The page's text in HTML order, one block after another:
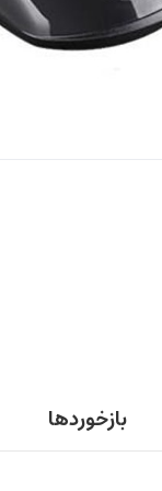
بازخوردها